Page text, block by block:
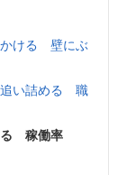
かける 壁にぶ
追い詰める 職
る 稼働率